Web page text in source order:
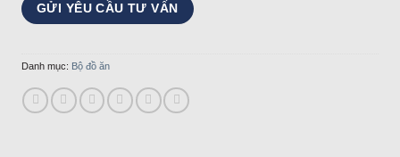
Danh mục: Bộ đồ ăn